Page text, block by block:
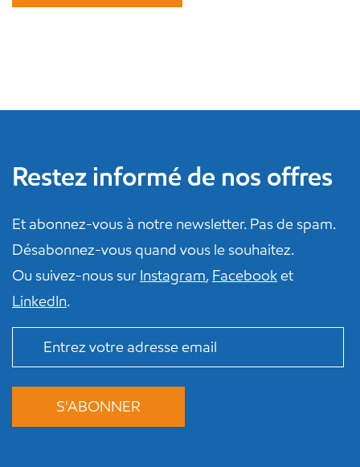
Restez informé de nos offres
Et abonnez-vous à notre newsletter. Pas de spam.
Désabonnez-vous quand vous le souhaitez.
Ou suivez-nous sur Instagram, Facebooket
LinkedIn.